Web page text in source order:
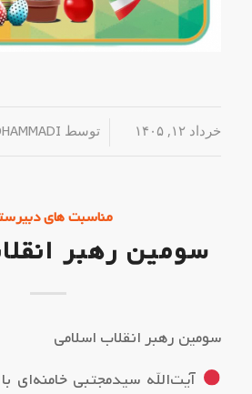
خرداد ۱۲, ۱۴۰۵ / توسط
مناسبت های
سومین رهبر
سومین رهبر انقلاب اسلامی
آیت‌الله سیدمجتبی خامنه‌ای